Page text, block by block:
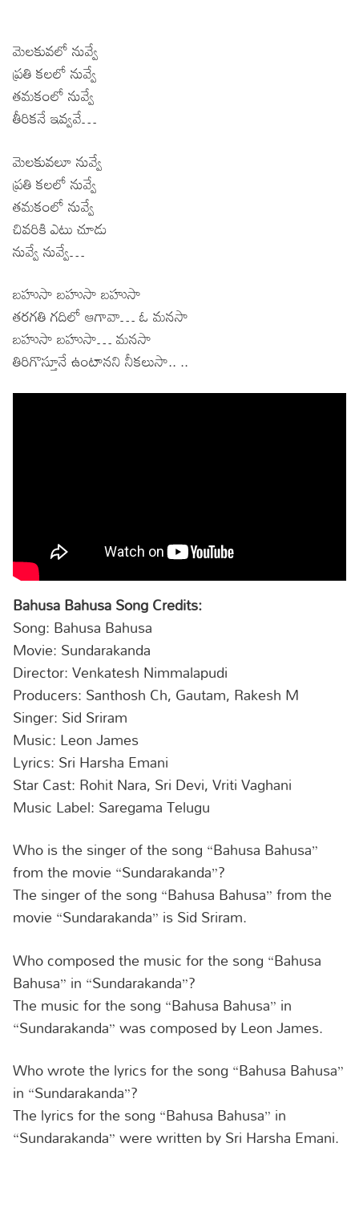
మెలకువలో నువ్వే
ప్రతి కలలో నువ్వే
తమకంలో నువ్వే
తీరికనే ఇవ్వవే…
మెలకువలూ నువ్వే
ప్రతి కలలో నువ్వే
తమకంలో నువ్వే
చివరికి ఎటు చూడు
నువ్వే నువ్వే…
బహుసా బహుసా బహుసా
తరగతి గదిలో ఆగావా… ఓ మనసా
బహుసా బహుసా… మనసా
తిరిగొస్తూనే ఉంటానని నీకలుసా.. ..
Bahusa Bahusa Song Credits:
Song: Bahusa Bahusa
Movie: Sundarakanda
Director: Venkatesh Nimmalapudi
Producers: Santhosh Ch, Gautam, Rakesh M
Singer: Sid Sriram
Music: Leon James
Lyrics: Sri Harsha Emani
Star Cast: Rohit Nara, Sri Devi, Vriti Vaghani
Music Label: Saregama Telugu
Who is the singer of the song “Bahusa Bahusa”
from the movie “Sundarakanda”?
The singer of the song “Bahusa Bahusa” from the
movie “Sundarakanda” is Sid Sriram.
Who composed the music for the song “Bahusa
Bahusa” in “Sundarakanda”?
The music for the song “Bahusa Bahusa” in
“Sundarakanda” was composed by Leon James.
Who wrote the lyrics for the song “Bahusa Bahusa”
in “Sundarakanda”?
The lyrics for the song “Bahusa Bahusa” in
“Sundarakanda” were written by Sri Harsha Emani.